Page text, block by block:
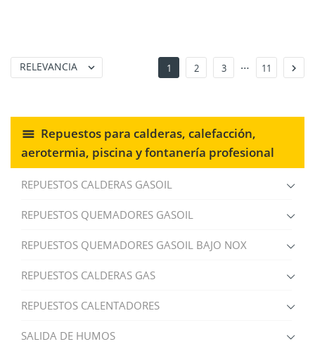
Repuestos para calderas, calefacción,
aerotermia, piscina y fontanería profesional
REPUESTOS CALDERAS GASOIL
REPUESTOS QUEMADORES GASOIL
REPUESTOS QUEMADORES GASOIL BAJO NOX
REPUESTOS CALDERAS GAS
REPUESTOS CALENTADORES
SALIDA DE HUMOS
RELEVANCIA  1 2 3 … 11 